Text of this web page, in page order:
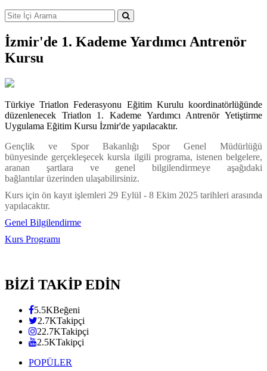
İzmir'de 1. Kademe Yardımcı Antrenör
Kursu
Türkiye Triatlon Federasyonu Eğitim Kurulu koordinatörlüğünde
düzenlenecek Triatlon 1. Kademe Yardımcı Antrenör Yetiştirme
Uygulama Eğitim Kursu İzmir'de yapılacaktır.
Gençlik ve Spor Bakanlığı Spor Genel Müdürlüğü
bünyesinde gerçekleşecek kursla ilgili programa, istenen belgelere,
aranan şartlara ve genel bilgilendirmeye aşağıdaki
bağlantılar üzerinden ulaşabilirsiniz.
Kurs için ön kayıt işlemleri 29 Eylül - 8 Ekim 2025 tarihleri arasında
yapılacaktır.
Genel Bilgilendirme
Kurs Programı
BİZİ TAKİP EDİN
5.5KBeğeni
2.7KTakipçi
22.7KTakipçi
2.5KTakipçi
POPÜLER